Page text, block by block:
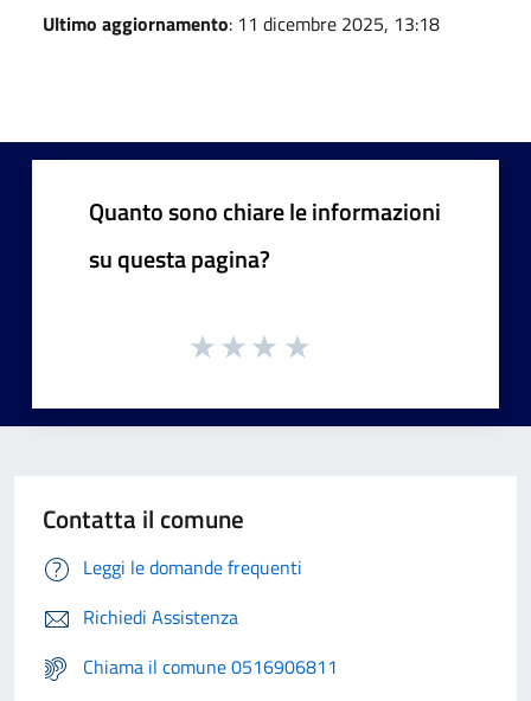
Ultimo aggiornamento: 11 dicembre 2025, 13:18
Quanto sono chiare le informazioni
su questa pagina?
Contatta il comune
Leggi le domande frequenti
Richiedi Assistenza
Chiama il comune 0516906811